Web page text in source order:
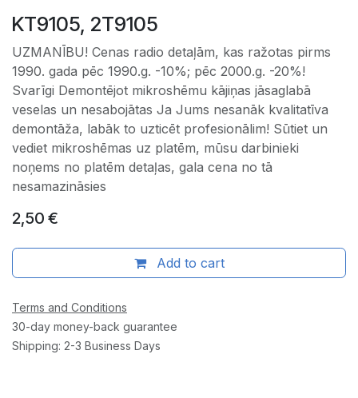
KT9105, 2T9105
UZMANĪBU! Cenas radio detaļām, kas ražotas pirms
1990. gada pēc 1990.g. -10%; pēc 2000.g. -20%!
Svarīgi Demontējot mikroshēmu kājiņas jāsaglabā
veselas un nesabojātas Ja Jums nesanāk kvalitatīva
demontāža, labāk to uzticēt profesionālim! Sūtiet un
vediet mikroshēmas uz platēm, mūsu darbinieki
noņems no platēm detaļas, gala cena no tā
nesamazināsies
2,50 €
Add to cart
Terms and Conditions
30-day money-back guarantee
Shipping: 2-3 Business Days